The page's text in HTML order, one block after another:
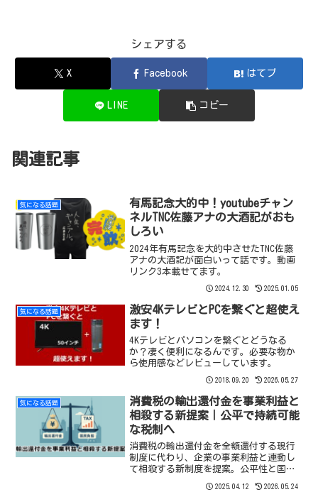
シェアする
X Facebook はてブ
LINE コピー
関連記事
気になる話題
有馬記念大的中！youtubeチャン
ネルTNC佐藤アナの大酒記がおも
しろい
2024年有馬記念を大的中させたTNC佐藤
アナの大酒記が面白いって話です。動画
リンク3本載せてます。
2024.12.30 2025.01.05
気になる話題
激安4KテレビとPCを繋ぐと超使え
ます！
4Kテレビとパソコンを繋ぐとどうなる
か？凄く便利になるんです。必要な物か
ら使用感などレビューしています。
2018.09.20 2026.05.27
気になる話題
消費税の輸出還付金を事業利益と
相殺する新提案｜公平で持続可能
な税制へ
消費税の輸出還付金を全額還付する現行
制度に代わり、企業の事業利益と連動し
て相殺する新制度を提案。公平性と国際
2025.04.12 2026.05.24